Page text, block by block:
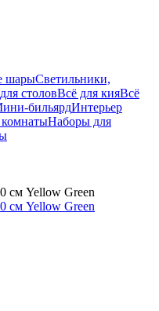
шарыСветильники,
столовВсё для кияВсё
бильярдИнтерьер
Наборы для
см Yellow Green